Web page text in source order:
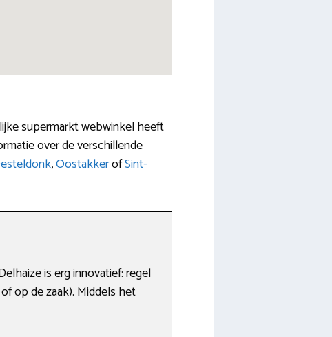
supermarkt webwinkel heeft
over de verschillende
,OostakkerofSint-
is erg innovatief: regel
op de zaak). Middels het